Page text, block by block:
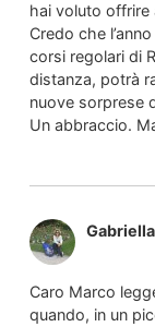
hai voluto offrire
Credo che
corsi regolari di
distanza, potrà
nuove sorprese
Un abbraccio.
Gabriella
Caro Marco
quando, in un